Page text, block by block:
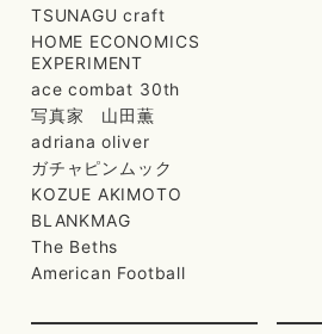
TSUNAGU craft
HOME ECONOMICS
EXPERIMENT
ace combat 30th
写真家 山田薫
adriana oliver
ガチャピンムック
KOZUE AKIMOTO
BLANKMAG
The Beths
American Football